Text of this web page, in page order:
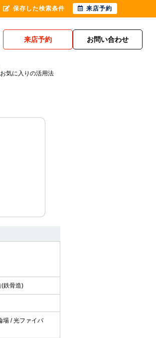
来店予約 お問い合わせ
お気に入りの活用法
(鉄骨造)
場 / 光ファイバ
保存した検索条件 来店予約